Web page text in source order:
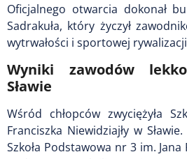
Oficjalnego otwarcia dokonał
Sadrakuła, który życzył
wytrwałości i sportowej
Wyniki zawodów
Sławie
Wśród chłopców zwyciężyła
Franciszka Niewidziajły w
Szkoła Podstawowa nr 3 im. Jana